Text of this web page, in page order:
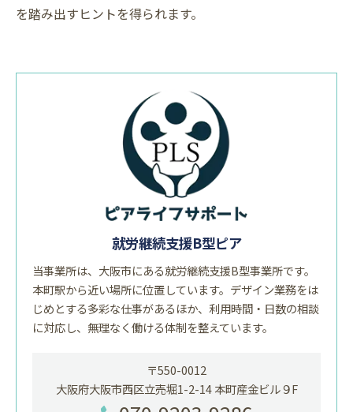
を踏み出すヒントを得られます。
就労継続支援B型ピア
当事業所は、大阪市にある就労継続支援B型事業所です。
本町駅から近い場所に位置しています。デザイン業務をは
じめとする多彩な仕事があるほか、利用時間・日数の相談
に対応し、無理なく働ける体制を整えています。
〒550-0012
大阪府大阪市西区立売堀1-2-14 本町産金ビル９F